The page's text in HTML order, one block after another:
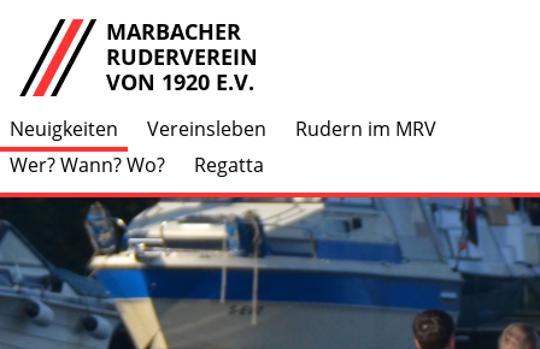
MARBACHER
RUDERVEREIN
VON 1920 E.V.
Neuigkeiten Vereinsleben
Rudern im MRV
Wer? Wann? Wo?
Regatta